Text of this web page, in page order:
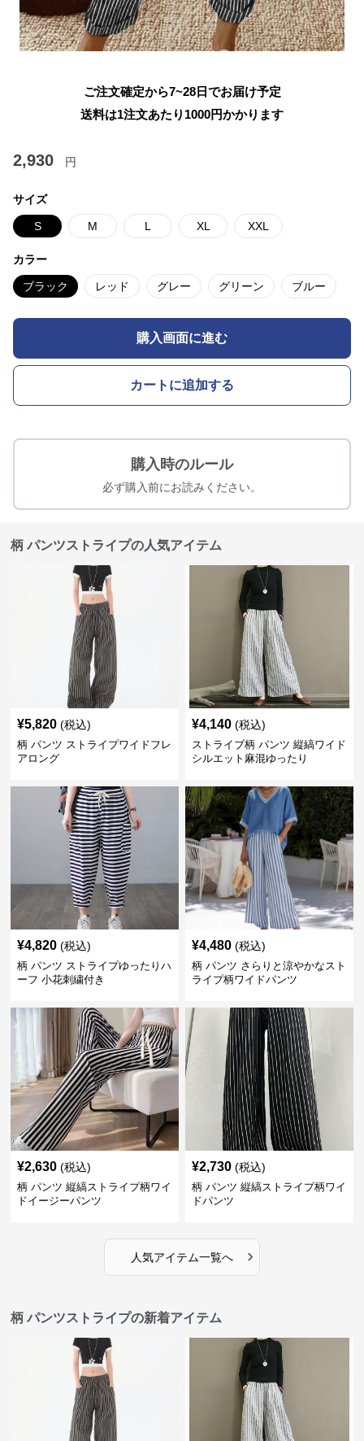
ご注文確定から7~28日でお届け予定
送料は1注文あたり 1000円かかります
2,930 円
サイズ
S M L XL XXL
カラー
ブラック レッド グレー グリーン ブルー
購入画面に進む
カートに追加する
購入時のルール
必ず購入前にお読みください。
柄 パンツストライプの人気アイテム
¥5,820 (税込)
柄 パンツ ストライプワイドフレ
アロング
¥4,140 (税込)
ストライブ柄 パンツ 縦縞ワイド
シルエット麻混ゆったり
¥4,820 (税込)
柄 パンツ ストライプゆったりハ
ーフ 小花刺繍付き
¥4,480 (税込)
柄 パンツ さらりと涼やかなスト
ライプ柄ワイドパンツ
¥2,630 (税込)
柄 パンツ 縦縞ストライプ柄ワイ
ドイージーパンツ
¥2,730 (税込)
柄 パンツ 縦縞ストライプ柄ワイ
ドパンツ
人気アイテム一覧へ ›
柄 パンツストライプの新着アイテム